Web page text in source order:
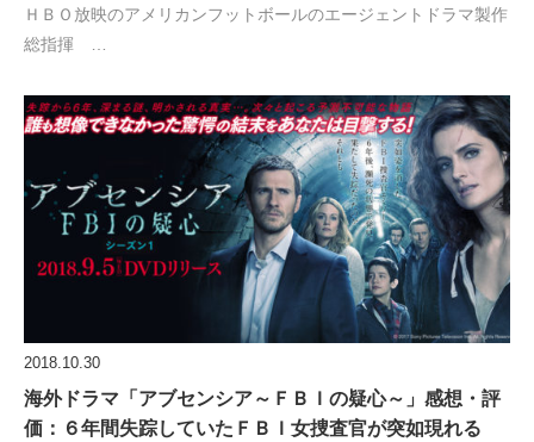
ＨＢＯ放映のアメリカンフットボールのエージェントドラマ製作
総指揮 …
2018.10.30
海外ドラマ「アブセンシア～ＦＢＩの疑心～」感想・評
価：６年間失踪していたＦＢＩ女捜査官が突如現れる